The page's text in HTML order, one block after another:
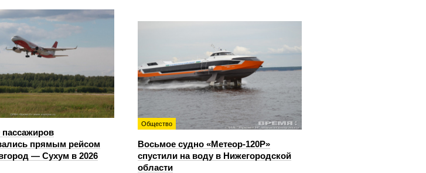
пассажиров
прямым рейсом
— Сухум в 2026
Общество
Восьмое судно «Метеор-120Р»
спустили на воду в Нижегородской
области